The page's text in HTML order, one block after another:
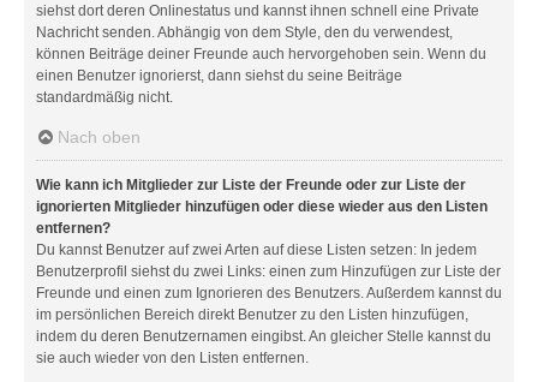
siehst dort deren Onlinestatus und kannst ihnen schnell eine Private
Nachricht senden. Abhängig von dem Style, den du verwendest,
können Beiträge deiner Freunde auch hervorgehoben sein. Wenn du
einen Benutzer ignorierst, dann siehst du seine Beiträge
standardmäßig nicht.
Nach oben
Wie kann ich Mitglieder zur Liste der Freunde oder zur Liste der
ignorierten Mitglieder hinzufügen oder diese wieder aus den Listen
entfernen?
Du kannst Benutzer auf zwei Arten auf diese Listen setzen: In jedem
Benutzerprofil siehst du zwei Links: einen zum Hinzufügen zur Liste der
Freunde und einen zum Ignorieren des Benutzers. Außerdem kannst du
im persönlichen Bereich direkt Benutzer zu den Listen hinzufügen,
indem du deren Benutzernamen eingibst. An gleicher Stelle kannst du
sie auch wieder von den Listen entfernen.